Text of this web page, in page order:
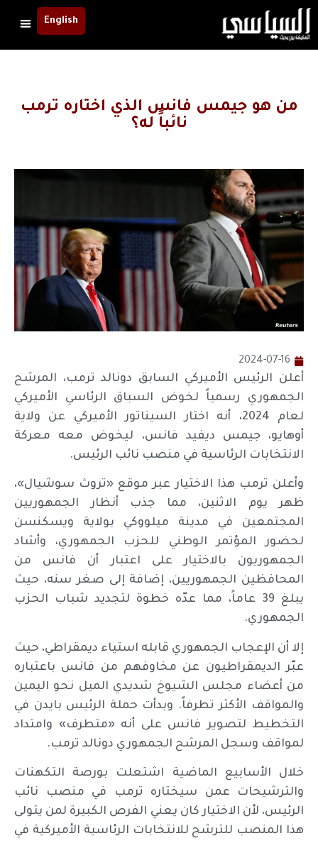
English
من هو جيمس فانس الذي اختاره ترمب
نائباً له؟
2024-07-16
أعلن الرئيس الأميركي السابق دونالد ترمب، المرشح
الجمهوري رسمياً لخوض السباق الرئاسي الأميركي
لعام 2024، أنه اختار السيناتور الأميركي عن ولاية
أوهايو، جيمس ديفيد فانس، ليخوض معه معركة
الانتخابات الرئاسية في منصب نائب الرئيس.
وأعلن ترمب هذا الاختيار عبر موقع «تروث سوشيال»،
ظهر يوم الاثنين، مما جذب أنظار الجمهوريين
المجتمعين في مدينة ميلووكي بولاية ويسكنسن
لحضور المؤتمر الوطني للحزب الجمهوري، وأشاد
الجمهوريون بالاختيار على اعتبار أن فانس من
المحافظين الجمهوريين، إضافة إلى صغر سنه، حيث
يبلغ 39 عاماً، مما عدّه خطوة لتجديد شباب الحزب
الجمهوري.
إلا أن الإعجاب الجمهوري قابله استياء ديمقراطي، حيث
عبّر الديمقراطيون عن مخاوفهم من فانس باعتباره
من أعضاء مجلس الشيوخ شديدي الميل نحو اليمين
والمواقف الأكثر تطرفاً. وبدأت حملة الرئيس بايدن في
التخطيط لتصوير فانس على أنه «متطرف» وامتداد
لمواقف وسجل المرشح الجمهوري دونالد ترمب.
خلال الأسابيع الماضية اشتعلت بورصة التكهنات
والترشيحات عمن سيختاره ترمب في منصب نائب
الرئيس، لأن الاختيار كان يعني الفرص الكبيرة لمن يتولى
هذا المنصب للترشح للانتخابات الرئاسية الأميركية في